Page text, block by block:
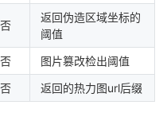
否
返回伪造区域坐标的
阈值
否
图片篡改检出阈值
否 返回的热力图url后缀